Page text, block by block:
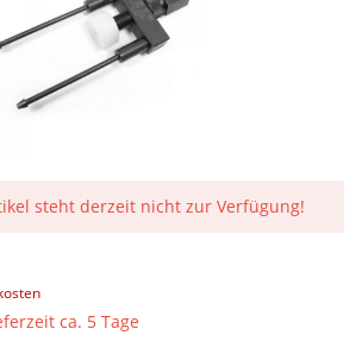
steht derzeit nicht zur Verfügung!
ca. 5 Tage